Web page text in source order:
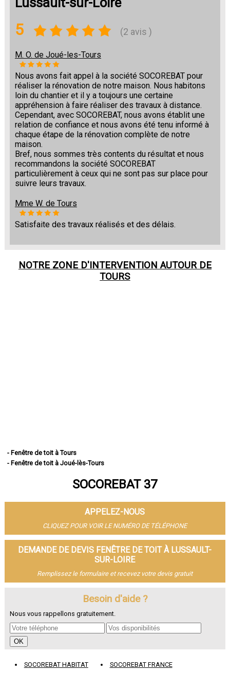
5 (2 avis )
M. O. de Joué-les-Tours
Nous avons fait appel à la société SOCOREBAT pour
réaliser la rénovation de notre maison. Nous habitons
loin du chantier et il y a toujours une certaine
appréhension à faire réaliser des travaux à distance.
Cependant, avec SOCOREBAT, nous avons établit une
relation de confiance et nous avons été tenu informé à
chaque étape de la rénovation complète de notre
maison.
Bref, nous sommes très contents du résultat et nous
recommandons la société SOCOREBAT
particulièrement à ceux qui ne sont pas sur place pour
suivre leurs travaux.
Mme W. de Tours
Satisfaite des travaux réalisés et des délais.
NOTRE ZONE D'INTERVENTION AUTOUR DE
TOURS
- Fenêtre de toit à Tours
- Fenêtre de toit à Joué-lès-Tours
- Fenêtre de toit à Saint-Pierre-des-Corps
- Fenêtre de toit à Amboise
- Fenêtre de toit à Chambray-lès-Tours
- Fenêtre de toit à Montlouis-sur-Loire
- Fenêtre de toit à Fondettes
- Fenêtre de toit à La Riche
- Fenêtre de toit à Chinon
- Fenêtre de toit à Monts
- Fenêtre de toit à Bléré
- Fenêtre de toit à Luynes
- Fenêtre de toit à La Ville-aux-Dames
- Fenêtre de toit à Esvres
- Fenêtre de toit à Sainte-Maure-de-Touraine
SOCOREBAT 37
APPELEZ-NOUS
CLIQUEZ POUR VOIR LE NUMÉRO DE TÉLÉPHONE
DEMANDE DE DEVIS FENÊTRE DE TOIT À LUSSAULT-
SUR-LOIRE
Remplissez le formulaire et recevez votre devis gratuit
Besoin d'aide ?
Nous vous rappellons gratuitement.
SOCOREBAT HABITAT SOCOREBAT FRANCE